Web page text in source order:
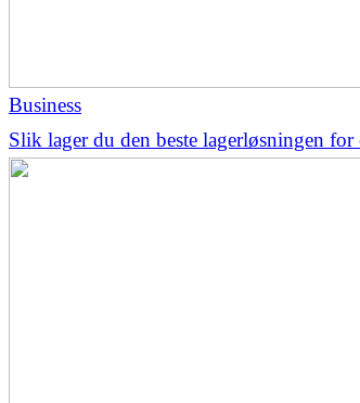
Business
Slik lager du den beste lagerløsningen